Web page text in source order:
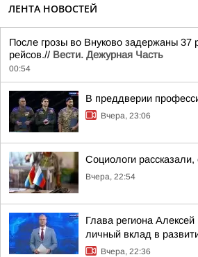
ЛЕНТА НОВОСТЕЙ
После грозы во Внуково задержаны 37
рейсов.// Вести. Дежурная Часть
00:54
В преддверии
Вчера, 23:06
Социологи
Вчера, 22:54
Глава региона
личный вклад в
Вчера, 22:36